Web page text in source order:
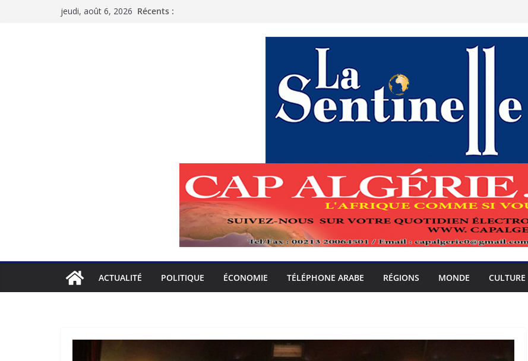
jeudi, août 6, 2026 Récents :
ACTUALITÉ POLITIQUE ÉCONOMIE TÉLÉPHONE ARABE RÉGIONS MONDE CULTURE